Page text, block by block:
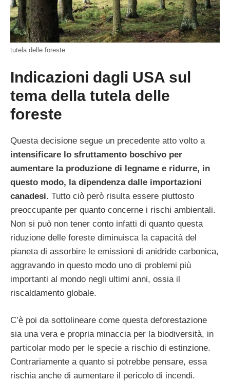
tutela delle foreste
Indicazioni dagli USA sul
tema della tutela delle
foreste
Questa decisione segue un precedente atto volto a
intensificare lo sfruttamento boschivo per
aumentare la produzione di legname e ridurre, in
questo modo, la dipendenza dalle importazioni
canadesi. Tutto ciò però risulta essere piuttosto
preoccupante per quanto concerne i rischi ambientali.
Non si può non tener conto infatti di quanto questa
riduzione delle foreste diminuisca la capacità del
pianeta di assorbire le emissioni di anidride carbonica,
aggravando in questo modo uno di problemi più
importanti al mondo negli ultimi anni, ossia il
riscaldamento globale.
C’è poi da sottolineare come questa deforestazione
sia una vera e propria minaccia per la biodiversità, in
particolar modo per le specie a rischio di estinzione.
Contrariamente a quanto si potrebbe pensare, essa
rischia anche di aumentare il pericolo di incendi.